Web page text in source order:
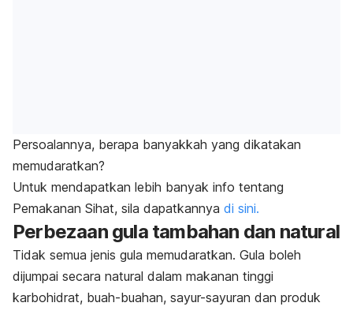
Persoalannya, berapa banyakkah yang dikatakan
memudaratkan?
Untuk mendapatkan lebih banyak info tentang
Pemakanan Sihat, sila dapatkannya di sini.
Perbezaan gula tambahan dan natural
Tidak semua jenis gula memudaratkan. Gula boleh
dijumpai secara natural dalam makanan tinggi
karbohidrat, buah-buahan, sayur-sayuran dan produk